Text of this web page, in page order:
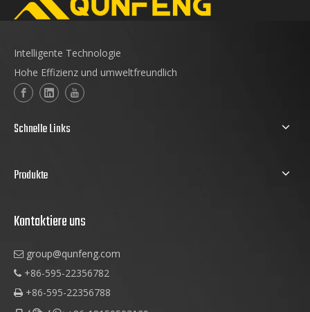
Intelligente Technologie
Hohe Effizienz und umweltfreundlich
Schnelle Links
Produkte
Kontaktiere uns
 group@qunfeng.com
 +86-595-22356782
 +86-595-22356788